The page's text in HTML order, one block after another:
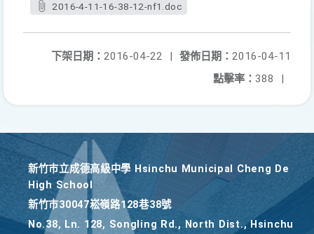
2016-4-11-16-38-12-nf1.doc
發佈日期： 2016-04-11
下架日期： 2016-04-22
|
點擊率： 388 |
新竹巿立成德高級中學 Hsinchu Municipal Cheng De
High School
新竹巿30047崧嶺路128巷38號
No.38, Ln. 128, Songling Rd., North Dist., Hsinchu